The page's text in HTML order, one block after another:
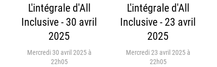
L'intégrale d'All
Inclusive - 30 avril
2025
Mercredi 30 avril 2025 à
22h05
L'intégrale d'All
Inclusive - 23 avril
2025
Mercredi 23 avril 2025 à
22h05